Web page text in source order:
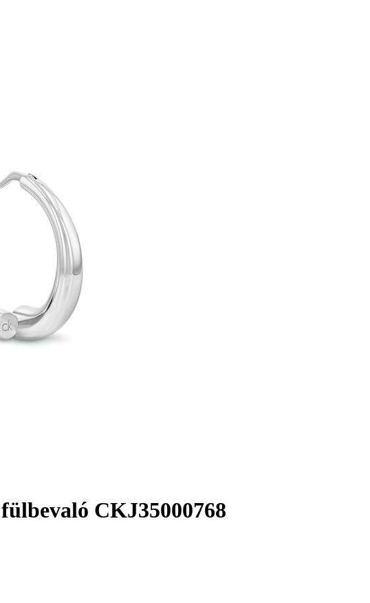
CKJ35000768